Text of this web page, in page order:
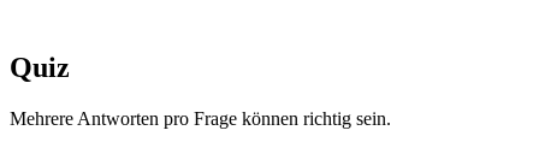
Quiz
Mehrere Antworten pro Frage können richtig sein.